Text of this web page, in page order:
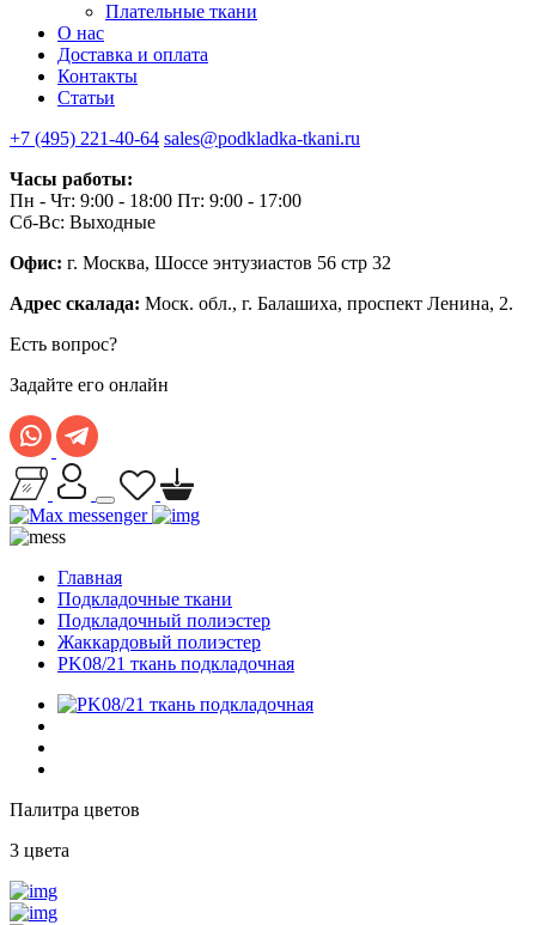
Плательные ткани
О нас
Доставка и оплата
Контакты
Статьи
+7 (495) 221-40-64 sales@podkladka-tkani.ru
Часы работы:
Пн - Чт: 9:00 - 18:00 Пт: 9:00 - 17:00
Сб-Вс: Выходные
Офис: г. Москва, Шоссе энтузиастов 56 стр 32
Адрес скалада: Моск. обл., г. Балашиха, проспект Ленина, 2.
Есть вопрос?
Задайте его онлайн
Главная
Подкладочные ткани
Подкладочный полиэстер
Жаккардовый полиэстер
PK08/21 ткань подкладочная
Палитра цветов
3 цвета